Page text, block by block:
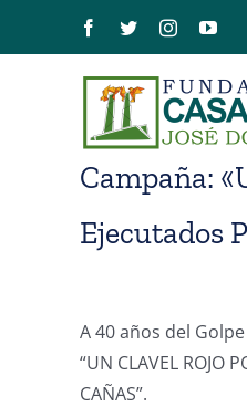
contenido
Facebook
TwitterInstagram
Campaña:
Ejecutados
A 40 años del
“UN CLAVEL ROJO
CAÑAS”.